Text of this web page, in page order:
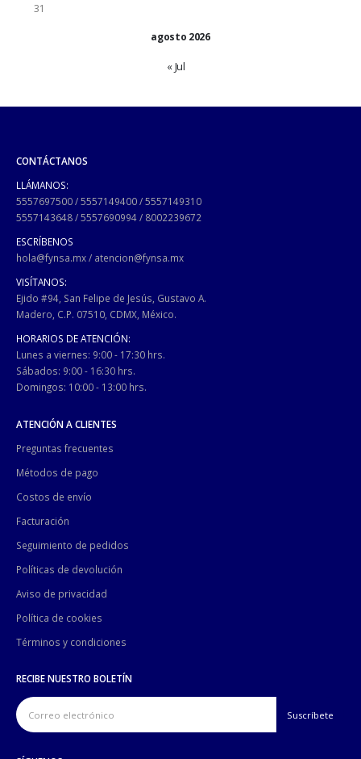
agosto 2026
31
« Jul
CONTÁCTANOS
LLÁMANOS:
5557697500/5557149400/5557149310
5557143648/5557690994/ 8002239672
ESCRÍBENOS
hola@fynsa.mx/ atencion@fynsa.mx
VISÍTANOS:
Ejido #94, San Felipe de Jesús, Gustavo A.
Madero, C.P. 07510, CDMX, México.
HORARIOS DE ATENCIÓN:
Lunes a viernes: 9:00 - 17:30 hrs.
Sábados: 9:00 - 16:30 hrs.
Domingos: 10:00 - 13:00 hrs.
ATENCIÓN A CLIENTES
Preguntas frecuentes
Métodos de pago
Costos de envío
Facturación
Seguimiento de pedidos
Políticas de devolución
Aviso de privacidad
Política de cookies
Términos y condiciones
RECIBE NUESTRO BOLETÍN